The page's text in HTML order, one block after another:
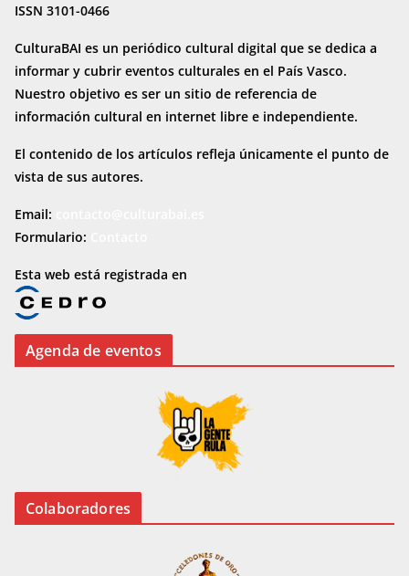
ISSN 3101-0466
CulturaBAI es un periódico cultural digital que se dedica a
informar y cubrir eventos culturales en el País Vasco.
Nuestro objetivo es ser un sitio de referencia de
información cultural en internet libre e independiente.
El contenido de los artículos refleja únicamente el punto de
vista de sus autores.
Email:
Formulario:
Esta web está registrada en
Agenda de eventos
Colaboradores